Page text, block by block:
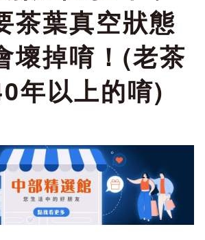
格】
口鐵罐真空充
150克/罐 ， 2
茶葉真空狀態
壞掉唷！(老茶
年以上的唷)